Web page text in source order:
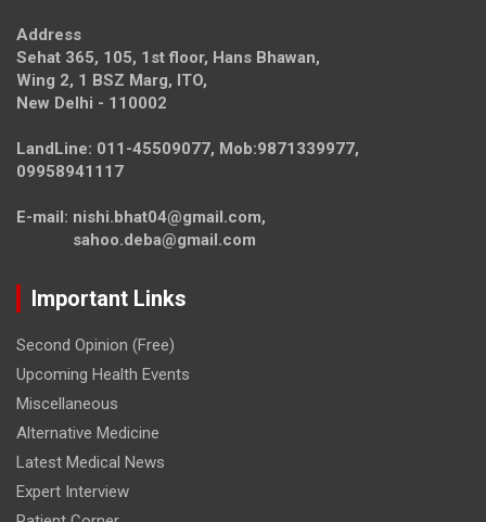
Address
Sehat 365, 105, 1st floor, Hans Bhawan,
Wing 2, 1 BSZ Marg, ITO,
New Delhi - 110002
LandLine: 011-45509077, Mob:9871339977,
09958941117
E-mail: nishi.bhat04@gmail.com,
sahoo.deba@gmail.com
Important Links
Second Opinion (Free)
Upcoming Health Events
Miscellaneous
Alternative Medicine
Latest Medical News
Expert Interview